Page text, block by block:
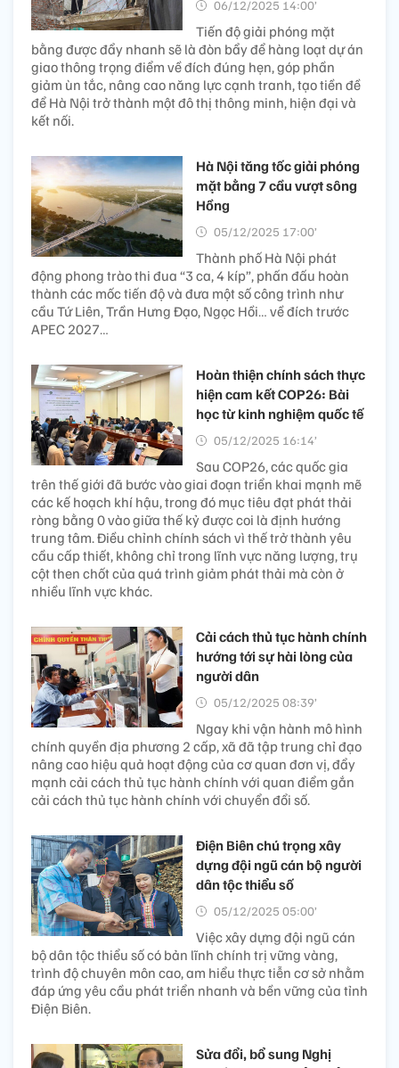
06/12/2025 14:00’
Tiến độ giải phóng mặt
bằng được đẩy nhanh sẽ là đòn bẩy để hàng loạt dự án
giao thông trọng điểm về đích đúng hẹn, góp phần
giảm ùn tắc, nâng cao năng lực cạnh tranh, tạo tiền đề
để Hà Nội trở thành một đô thị thông minh, hiện đại và
kết nối.
Hà Nội tăng tốc giải phóng
mặt bằng 7 cầu vượt sông
Hồng
05/12/2025 17:00’
Thành phố Hà Nội phát
động phong trào thi đua “3 ca, 4 kíp”, phấn đấu hoàn
thành các mốc tiến độ và đưa một số công trình như
cầu Tứ Liên, Trần Hưng Đạo, Ngọc Hồi… về đích trước
APEC 2027…
Hoàn thiện chính sách thực
hiện cam kết COP26: Bài
học từ kinh nghiệm quốc tế
05/12/2025 16:14’
Sau COP26, các quốc gia
trên thế giới đã bước vào giai đoạn triển khai mạnh mẽ
các kế hoạch khí hậu, trong đó mục tiêu đạt phát thải
ròng bằng 0 vào giữa thế kỷ được coi là định hướng
trung tâm. Điều chỉnh chính sách vì thế trở thành yêu
cầu cấp thiết, không chỉ trong lĩnh vực năng lượng, trụ
cột then chốt của quá trình giảm phát thải mà còn ở
nhiều lĩnh vực khác.
Cải cách thủ tục hành chính
hướng tới sự hài lòng của
người dân
05/12/2025 08:39’
Ngay khi vận hành mô hình
chính quyền địa phương 2 cấp, xã đã tập trung chỉ đạo
nâng cao hiệu quả hoạt động của cơ quan đơn vị, đẩy
mạnh cải cách thủ tục hành chính với quan điểm gắn
cải cách thủ tục hành chính với chuyển đổi số.
Điện Biên chú trọng xây
dựng đội ngũ cán bộ người
dân tộc thiểu số
05/12/2025 05:00’
Việc xây dựng đội ngũ cán
bộ dân tộc thiểu số có bản lĩnh chính trị vững vàng,
trình độ chuyên môn cao, am hiểu thực tiễn cơ sở nhằm
đáp ứng yêu cầu phát triển nhanh và bền vững của tỉnh
Điện Biên.
Sửa đổi, bổ sung Nghị